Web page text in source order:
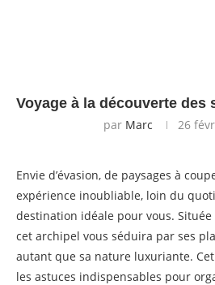
Voyage à la découverte des
par Marc 26
Envie d’évasion, de paysages à
expérience inoubliable, loin du
destination idéale pour vous. Située
cet archipel vous séduira par ses
autant que sa nature luxuriante.
les astuces indispensables pour